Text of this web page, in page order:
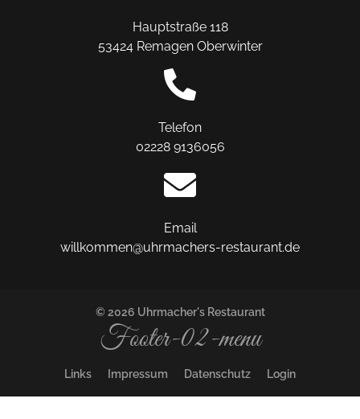
Hauptstraße 118
53424 Remagen Oberwinter
Telefon
02228 9136056
Email
willkommen@uhrmachers-restaurant.de
© 2026 Uhrmacher's Restaurant
Footer-02-menu
Links Impressum Datenschutz Login